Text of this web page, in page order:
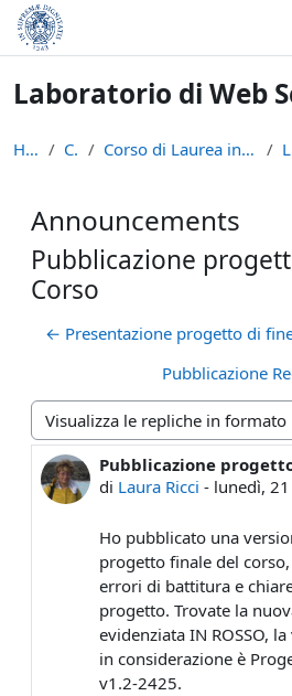
Vai al contenuto principale
Laboratorio di Web
Home Corsi Corso di Laurea in Informatica (L-31)
Announcements
Pubblicazione
Corso
← Presentazione progetto di
Pubblicazione
Modalità visualizzazione
Pubblicazione
di Laura Ricci - lunedì,
Numero di risposte: 0
Ho pubblicato una
progetto finale del
errori di battitura e
progetto. Trovate la
evidenziata IN ROSSO,
in considerazione è
v1.2-2425.